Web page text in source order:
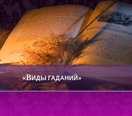
«ВИДЫ ГАДАНИЙ»